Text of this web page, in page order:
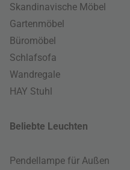
Skandinavische Möbel
Gartenmöbel
Büromöbel
Schlafsofa
Wandregale
HAY Stuhl
Beliebte Leuchten
Pendellampe für Außen